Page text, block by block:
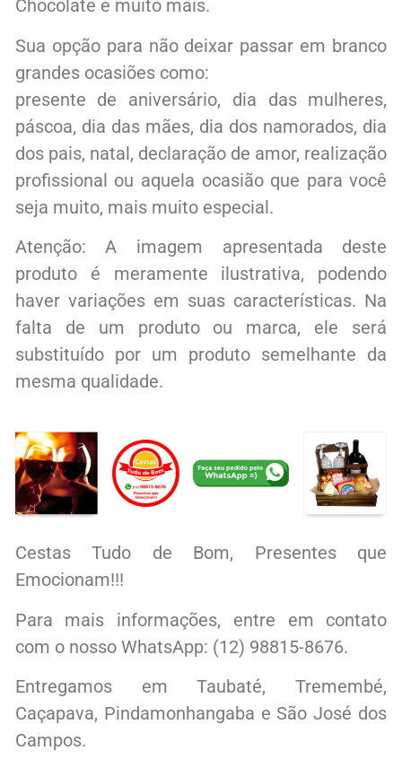
Chocolate e muito mais.
Sua opção para não deixar passar em branco
grandes ocasiões como:
presente de aniversário, dia das mulheres,
páscoa, dia das mães, dia dos namorados, dia
dos pais, natal, declaração de amor, realização
profissional ou aquela ocasião que para você
seja muito, mais muito especial.
Atenção: A imagem apresentada deste
produto é meramente ilustrativa, podendo
haver variações em suas características. Na
falta de um produto ou marca, ele será
substituído por um produto semelhante da
mesma qualidade.
Cestas Tudo de Bom, Presentes que
Emocionam!!!
Para mais informações, entre em contato
com o nosso WhatsApp: (12) 98815-8676.
Entregamos em Taubaté, Tremembé,
Caçapava, Pindamonhangaba e São José dos
Campos.